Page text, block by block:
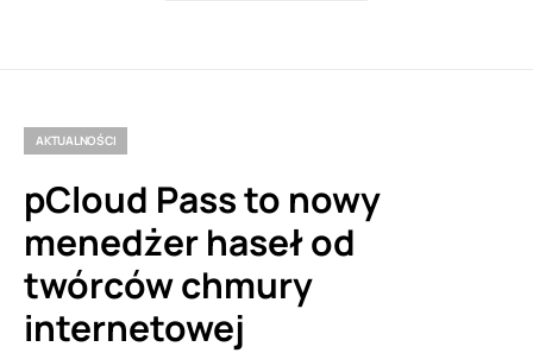
AKTUALNOŚCI
pCloud Pass to nowy
menedżer haseł od
twórców chmury
internetowej